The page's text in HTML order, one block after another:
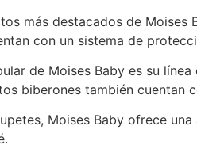
más destacados de Moises
con un sistema de
de Moises Baby es su
biberones también cuentan
Moises Baby ofrece